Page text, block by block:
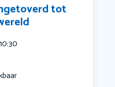
tot